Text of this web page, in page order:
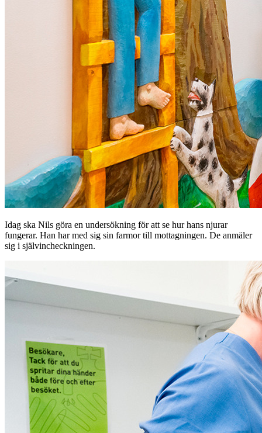
Idag ska Nils göra en undersökning för att se hur hans njurar
fungerar. Han har med sig sin farmor till mottagningen. De anmäler
sig i självincheckningen.